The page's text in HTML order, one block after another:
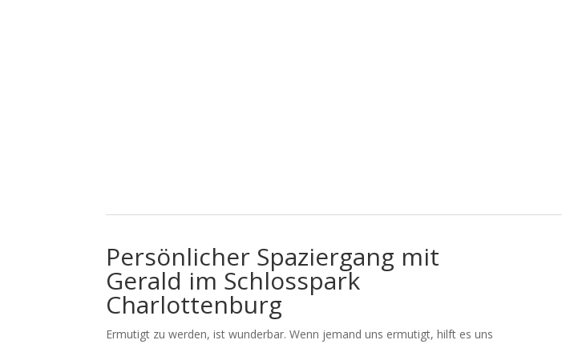
Persönlicher Spaziergang mit
Gerald im Schlosspark
Charlottenburg
Ermutigt zu werden, ist wunderbar. Wenn jemand uns ermutigt, hilft es uns